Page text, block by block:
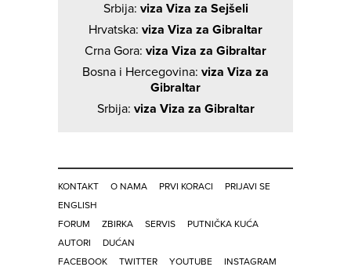
Srbija: viza Viza za Sejšeli
Hrvatska: viza Viza za Gibraltar
Crna Gora: viza Viza za Gibraltar
Bosna i Hercegovina: viza Viza za
Gibraltar
Srbija: viza Viza za Gibraltar
KONTAKT O NAMA PRVI KORACI
PRIJAVI SE
ENGLISH
FORUM
ZBIRKA SERVIS
PUTNIČKA KUĆA
AUTORI
DUĆAN
FACEBOOK
TWITTER YOUTUBE INSTAGRAM